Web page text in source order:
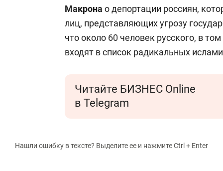
Макрона о депортации россиян,
лиц, представляющих угрозу
что около 60 человек русского, в
входят в список радикальных
Читайте БИЗНЕС Online
в Telegram
Нашли ошибку в тексте? Выделите ее и нажмите Ctrl + Enter